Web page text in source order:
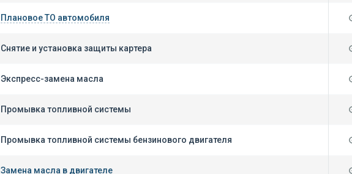
Плановое ТО автомобиля
Снятие и установка защиты картера
Экспресс-замена масла
Промывка топливной системы
Промывка топливной системы бензинового двигателя
Замена масла в двигателе